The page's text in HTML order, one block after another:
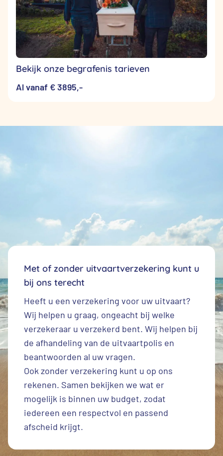
Bekijk onze begrafenis tarieven
Al vanaf € 3895,-
Met of zonder uitvaartverzekering kunt u
bij ons terecht
Heeft u een verzekering voor uw uitvaart?
Wij helpen u graag, ongeacht bij welke
verzekeraar u verzekerd bent. Wij helpen bij
de afhandeling van de uitvaartpolis en
beantwoorden al uw vragen.
Ook zonder verzekering kunt u op ons
rekenen. Samen bekijken we wat er
mogelijk is binnen uw budget, zodat
iedereen een respectvol en passend
afscheid krijgt.